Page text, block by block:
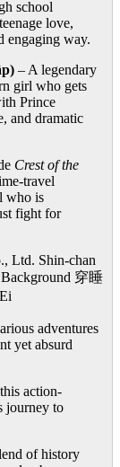
school
love,
engaging way.
– A legendary
girl who gets
Prince
and dramatic
Crest of the
travel
who is
fight for
adventures
yet absurd
action-
journey to
of history